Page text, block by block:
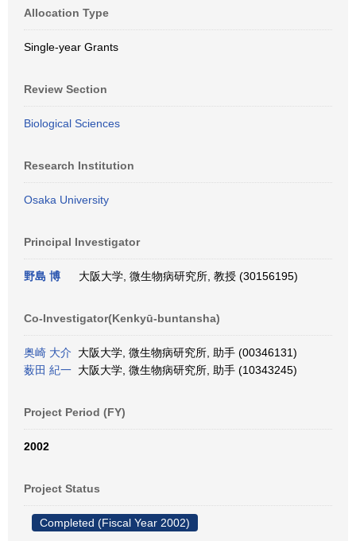
Allocation Type
Single-year Grants
Review Section
Biological Sciences
Research Institution
Osaka University
Principal Investigator
野島 博 大阪大学, 微生物病研究所, 教授 (30156195)
Co-Investigator(Kenkyū-buntansha)
奥崎 大介 大阪大学, 微生物病研究所, 助手 (00346131)
薮田 紀一 大阪大学, 微生物病研究所, 助手 (10343245)
Project Period (FY)
2002
Project Status
Completed (Fiscal Year 2002)